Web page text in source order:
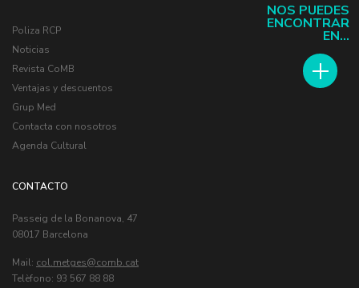
NOS PUEDES
ENCONTRAR
EN...
Poliza RCP
Noticias
Revista CoMB
Ventajas y descuentos
Grup Med
Contacta con nosotros
Agenda Cultural
CONTACTO
Passeig de la Bonanova, 47
08017 Barcelona
Mail: col.metges
Telèfono: 93 567 88 88